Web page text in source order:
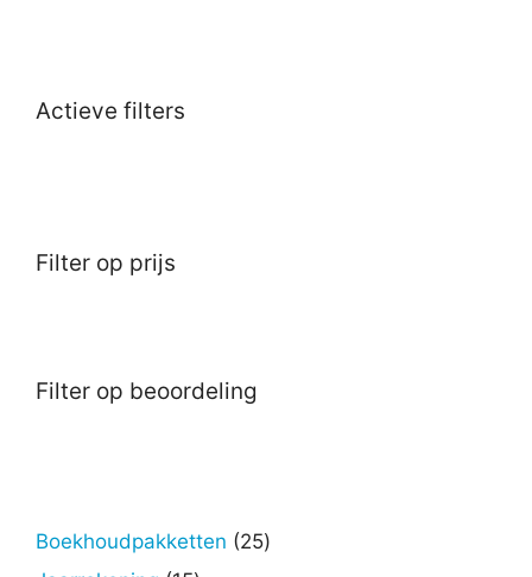
Actieve filters
Filter op prijs
Filter op beoordeling
Boekhoudpakketten 2525